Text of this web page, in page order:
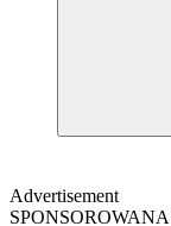
Advertisement
SPONSOROWANA